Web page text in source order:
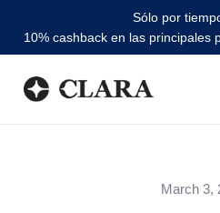
Sólo por
10% cashback en las principales
March 3,